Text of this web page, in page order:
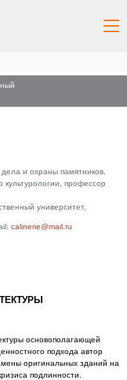
и охраны памятников.
культурологии, профессор
университет,
calinerie@mail.ru
основополагающей
подхода автор
оригинальных зданий на
подлинности.